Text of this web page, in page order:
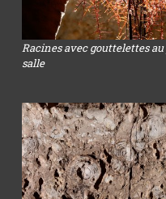
Racines avec gouttelettes
salle